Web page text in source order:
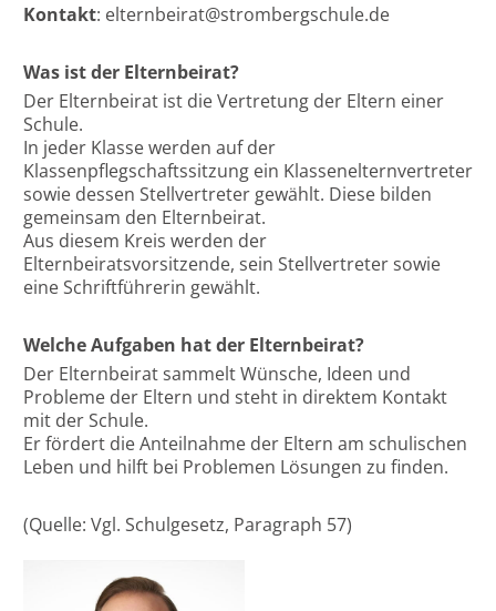
Kontakt: elternbeirat@strombergschule.de
Was ist der Elternbeirat?
Der Elternbeirat ist die Vertretung der Eltern einer
Schule.
In jeder Klasse werden auf der
Klassenpflegschaftssitzung ein Klassenelternvertreter
sowie dessen Stellvertreter gewählt. Diese bilden
gemeinsam den Elternbeirat.
Aus diesem Kreis werden der
Elternbeiratsvorsitzende, sein Stellvertreter sowie
eine Schriftführerin gewählt.
Welche Aufgaben hat der Elternbeirat?
Der Elternbeirat sammelt Wünsche, Ideen und
Probleme der Eltern und steht in direktem Kontakt
mit der Schule.
Er fördert die Anteilnahme der Eltern am schulischen
Leben und hilft bei Problemen Lösungen zu finden.
(Quelle: Vgl. Schulgesetz, Paragraph 57)